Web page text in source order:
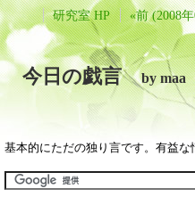
研究室 HP «前 (2008
今日の戯言by maa
基本的にただの独り言です。有益